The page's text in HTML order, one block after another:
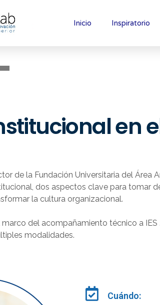
Inicio Inspiratorio
en
de la Fundación Universitaria del
dos aspectos clave para tomar
la cultura organizacional.
del acompañamiento técnico a
modalidades.
Cuándo: